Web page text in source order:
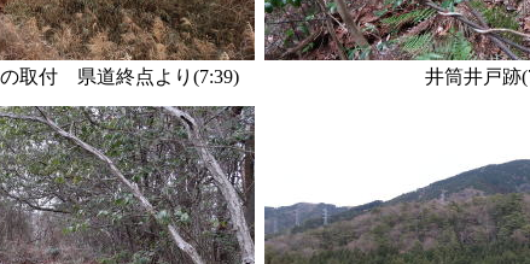
取付 県道終点より(7:39) 井筒井戸跡